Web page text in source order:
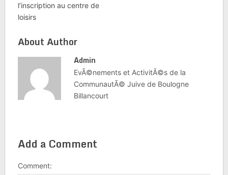
l’inscription au centre de
loisirs
About Author
Admin
EvÃ©nements et ActivitÃ©s de la
CommunautÃ© Juive de Boulogne
Billancourt
Add a Comment
Comment: